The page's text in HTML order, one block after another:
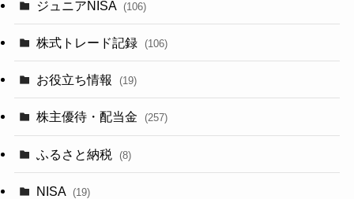
ジュニアNISA (106)
株式トレード記録 (106)
お役立ち情報 (19)
株主優待・配当金 (257)
ふるさと納税 (8)
NISA (19)